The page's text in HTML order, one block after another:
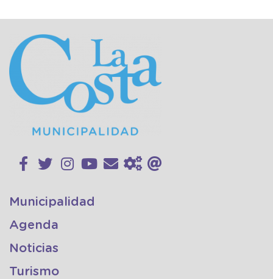
Municipalidad
Agenda
Noticias
Turismo